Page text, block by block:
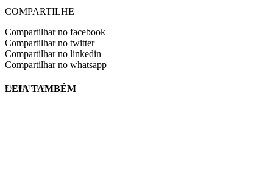
COMPARTILHE
Compartilhar no facebook
Compartilhar no twitter
Compartilhar no linkedin
Compartilhar no whatsapp
EVINIS TALON
LEIA TAMBÉM